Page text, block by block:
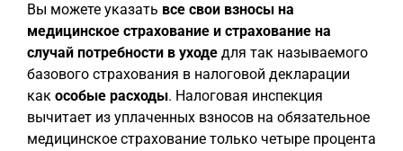
Вы можете указать все свои взносы на
медицинское страхование и страхование на
случай потребности в уходе для так называемого
базового страхования в налоговой декларации
как особые расходы. Налоговая инспекция
вычитает из уплаченных взносов на обязательное
медицинское страхование только четыре процента